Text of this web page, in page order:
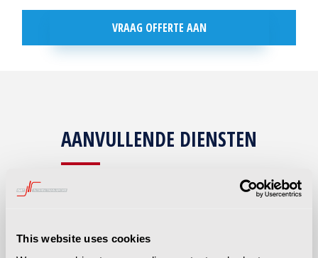
This website uses cookies
VRAAG OFFERTE AAN
AANVULLENDE DIENSTEN
ONDERHOUD